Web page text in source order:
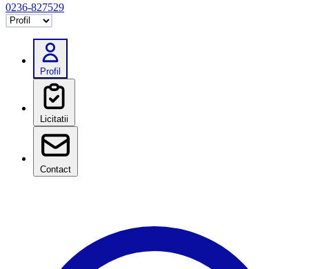
0236-827529
Selectează tab
Profil
Licitatii
Contact